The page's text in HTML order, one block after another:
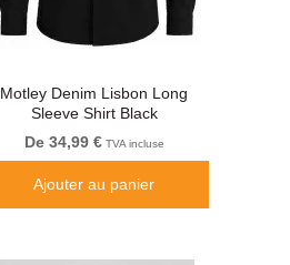
Motley Denim Lisbon Long
Sleeve Shirt Black
De 34,99 €TVA incluse
Ajouter au panier